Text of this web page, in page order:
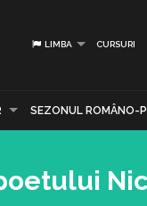
LIMBA CURSURI
SEZONUL ROMÂNO-